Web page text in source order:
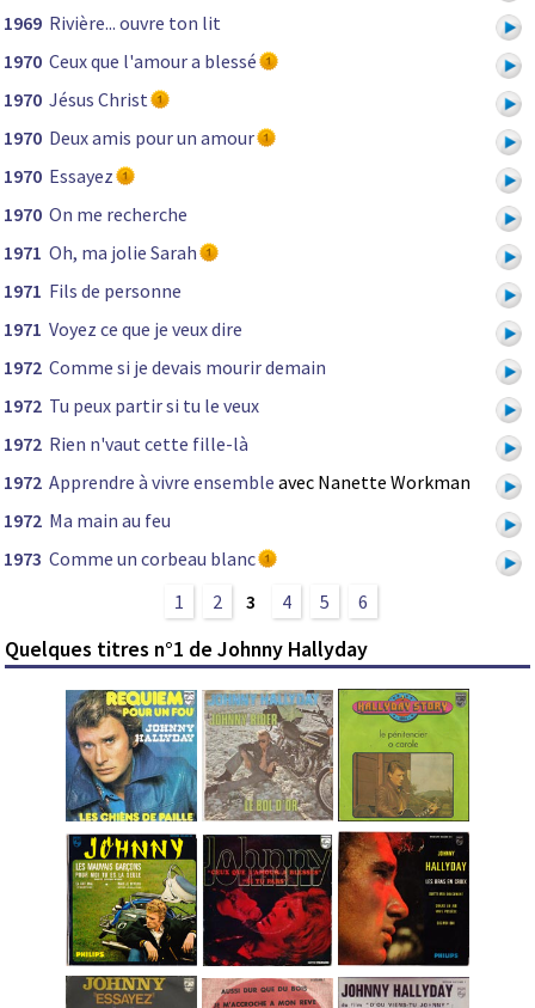
1969 Rivière... ouvre ton lit
1970 Ceux que l'amour a blessé
1970 Jésus Christ
1970 Deux amis pour un amour
1970 Essayez
1970 On me recherche
1971 Oh, ma jolie Sarah
1971 Fils de personne
1971 Voyez ce que je veux dire
1972 Comme si je devais mourir demain
1972 Tu peux partir si tu le veux
1972 Rien n'vaut cette fille-là
1972 Apprendre à vivre ensemble avec Nanette Workman
1972 Ma main au feu
1973 Comme un corbeau blanc
1
2 3 4 5 6
Quelques titres n°1 de Johnny Hallyday